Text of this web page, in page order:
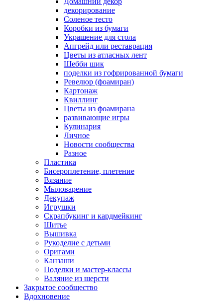
декорирование
Соленое тесто
Коробки из бумаги
Украшение для стола
Апгрейд или реставрация
Цветы из атласных лент
Шебби шик
поделки из гофрированной бумаги
Ревелюр (фоамиран)
Картонаж
Квиллинг
Цветы из фоамирана
развивающие игры
Кулинария
Личное
Новости сообщества
Разное
Пластика
Бисероплетение, плетение
Вязание
Мыловарение
Декупаж
Игрушки
Скрапбукинг и кардмейкинг
Шитье
Вышивка
Рукоделие с детьми
Оригами
Канзаши
Поделки и мастер-классы
Валяние из шерсти
Закрытое сообщество
Вдохновение